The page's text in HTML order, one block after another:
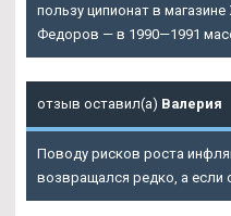
пользу ципионат в
Федоров — в 1990—1991
отзыв оставил(а) Валерия
Поводу рисков роста
возвращался редко, а если